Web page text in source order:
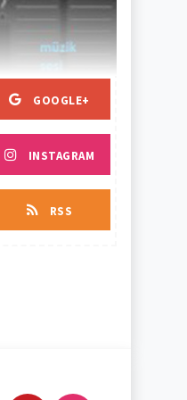
GOOGLE+
INSTAGRAM
RSS